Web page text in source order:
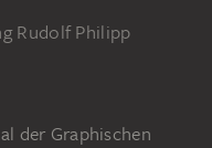
Rudolf Philipp
der Graphischen